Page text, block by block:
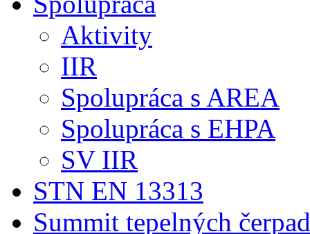
Aktivity
IIR
Spolupráca s AREA
Spolupráca s EHPA
SV IIR
STN EN 13313
Summit tepelných